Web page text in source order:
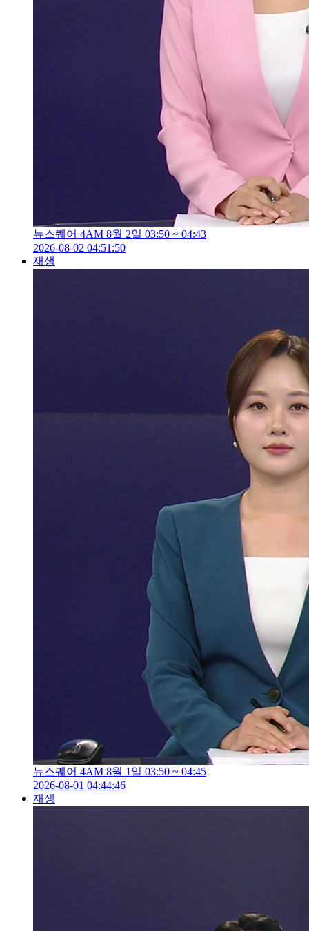
뉴스퀘어 4AM 8월 2일 03:50 ~ 04:43
2026-08-02 04:51:50
재생
뉴스퀘어 4AM 8월 1일 03:50 ~ 04:45
2026-08-01 04:44:46
재생